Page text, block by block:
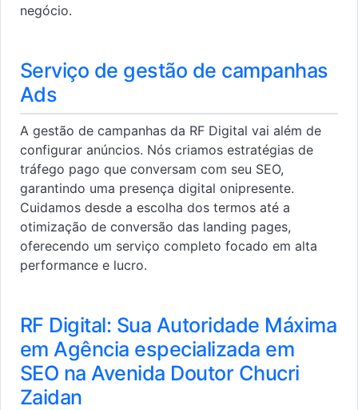
negócio.
Serviço de gestão de campanhas
Ads
A gestão de campanhas da RF Digital vai além de
configurar anúncios. Nós criamos estratégias de
tráfego pago que conversam com seu SEO,
garantindo uma presença digital onipresente.
Cuidamos desde a escolha dos termos até a
otimização de conversão das landing pages,
oferecendo um serviço completo focado em alta
performance e lucro.
RF Digital: Sua Autoridade Máxima
em Agência especializada em
SEO na Avenida Doutor Chucri
Zaidan